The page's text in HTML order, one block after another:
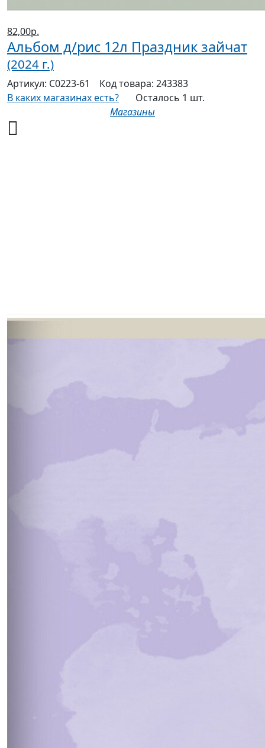
82,00р.
Альбом д/рис 12л Праздник зайчат
(2024 г.)
Артикул: С0223-61 Код товара: 243383
В каких магазинах есть?
Осталось 1 шт.
Магазины